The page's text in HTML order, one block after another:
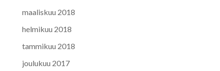
maaliskuu 2018
helmikuu 2018
tammikuu 2018
joulukuu 2017